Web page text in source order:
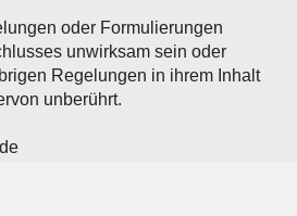
oder Formulierungen
unwirksam sein oder
Regelungen in ihrem Inhalt
unberührt.
ohne Kontakt!